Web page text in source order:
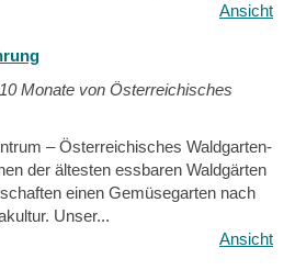
Ansicht
Monate von Österreichisches
– Österreichisches Waldgarten-
der ältesten essbaren Waldgärten
einen Gemüsegarten nach
Unser...
Ansicht